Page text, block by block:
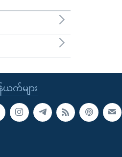
က်များ